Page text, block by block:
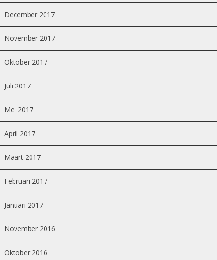
December 2017
November 2017
Oktober 2017
Juli 2017
Mei 2017
April 2017
Maart 2017
Februari 2017
Januari 2017
November 2016
Oktober 2016